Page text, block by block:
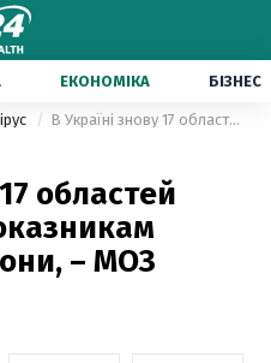
ЕКОНОМІКА БІЗНЕС
В Україні знову 17 областей відповідають показникам помаранчевої зони, – МОЗ
областей
– МОЗ